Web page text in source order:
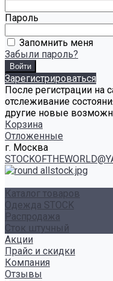
Пароль
Запомнить меня
Забыли пароль?
Зарегистрироваться
После регистрации на
отслеживание
другие новые
Корзина
Отложенные
г. Москва
Каталог товаров
Одежда STOCK
Распродажа
Сток штучный
Акции
Прайс и скидки
Компания
Отзывы